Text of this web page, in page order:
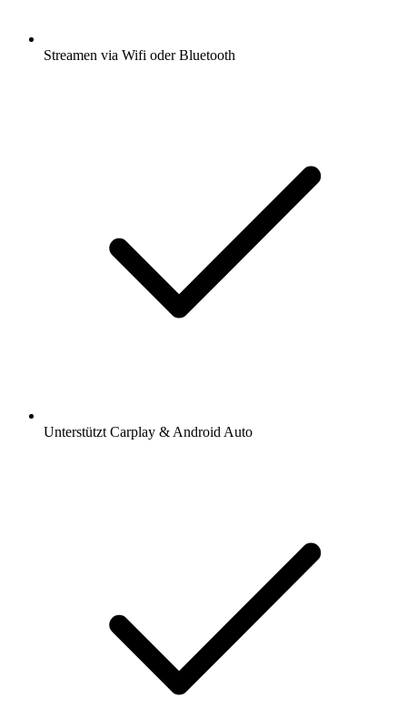
Streamen via Wifi oder Bluetooth
Unterstützt Carplay & Android Auto